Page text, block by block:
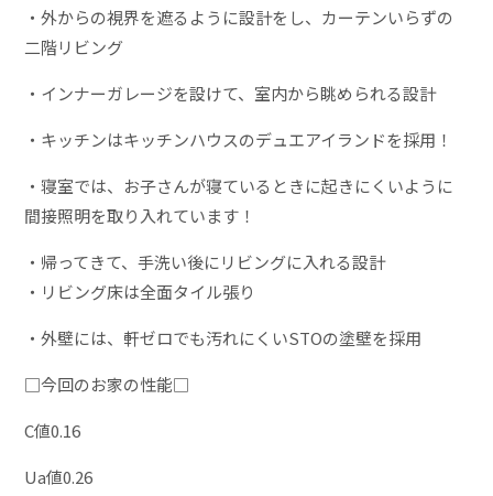
・外からの視界を遮るように設計をし、カーテンいらずの
二階リビング
・インナーガレージを設けて、室内から眺められる設計
・キッチンはキッチンハウスのデュエアイランドを採用！
・寝室では、お子さんが寝ているときに起きにくいように
間接照明を取り入れています！
・帰ってきて、手洗い後にリビングに入れる設計
・リビング床は全面タイル張り
・外壁には、軒ゼロでも汚れにくいSTOの塗壁を採用
□今回のお家の性能□
C値0.16
Ua値0.26